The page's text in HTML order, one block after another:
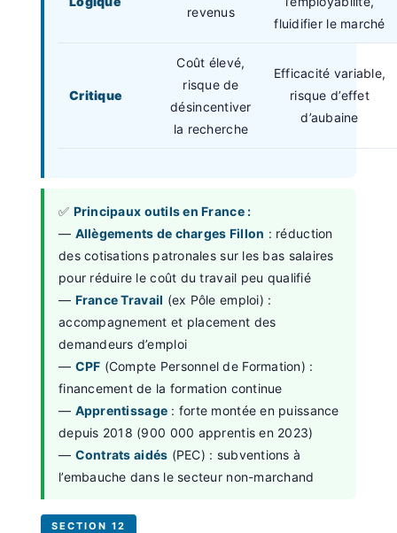
revenus
fluidifier le marché
Critique
Coût élevé,
risque de
désincentiver
la recherche
Efficacité variable,
risque d’effet
d’aubaine
✅ Principaux outils en France :
— Allègements de charges Fillon : réduction
des cotisations patronales sur les bas salaires
pour réduire le coût du travail peu qualifié
— France Travail (ex Pôle emploi) :
accompagnement et placement des
demandeurs d’emploi
— CPF (Compte Personnel de Formation) :
financement de la formation continue
— Apprentissage : forte montée en puissance
depuis 2018 (900 000 apprentis en 2023)
— Contrats aidés (PEC) : subventions à
l’embauche dans le secteur non-marchand
SECTION 12